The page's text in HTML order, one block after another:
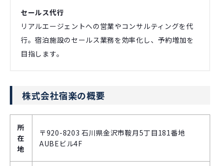
セールス代行
リアルエージェントへの営業やコンサルティングを代
行。宿泊施設のセールス業務を効率化し、予約増加を
目指します。
株式会社宿楽の概要
所
在
地
〒920-8203 石川県金沢市鞍月5丁目181番地
AUBEビル4F